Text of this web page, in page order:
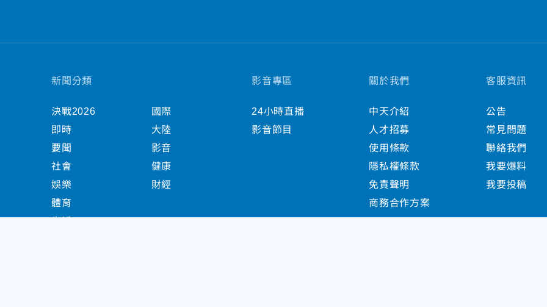
新聞分類
決戰2026
即時
要聞
社會
娛樂
體育
國際
大陸
影音
健康
財經
影音專區
24小時直播
影音節目
關於我們
中天介紹
人才招募
使用條款
隱私權條款
免責聲明
商務合作方案
客服資訊
公告
常見問題
聯絡我們
我要爆料
我要投稿